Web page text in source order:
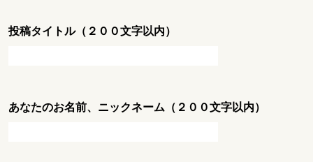
投稿タイトル（２００文字以内）
あなたのお名前、ニックネーム（２００文字以内）